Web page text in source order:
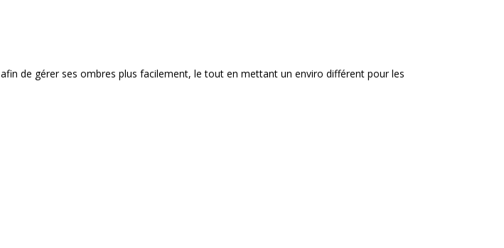
afin de gérer ses ombres plus facilement, le tout en mettant un enviro différent pour les